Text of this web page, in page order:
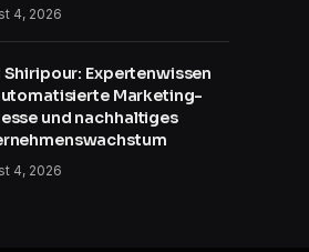
4, 2026
Shiripour: Expertenwissen
Marketing-
und nachhaltiges
4, 2026